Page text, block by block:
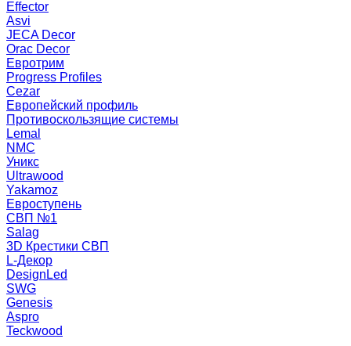
Effector
Asvi
JECA Decor
Orac Decor
Евротрим
Progress Profiles
Cezar
Европейский профиль
Противоскользящие системы
Lemal
NMC
Уникс
Ultrawood
Yakamoz
Евроступень
СВП №1
Salag
3D Крестики СВП
L-Декор
DesignLed
SWG
Genesis
Aspro
Teckwood